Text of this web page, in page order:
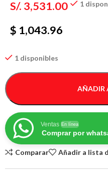
S/. 3,531.00
$ 1,043.96
1
1 disponibles
AÑADIR
Ventas En línea
Comprar por
Comparar Añadir a lista